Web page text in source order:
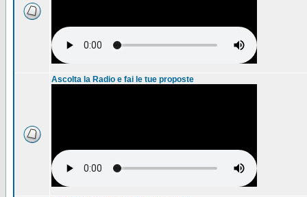
Ascolta la Radio e fai le tue proposte